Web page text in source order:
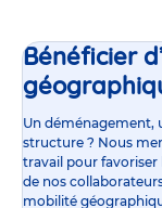
Bénéficier
Un déménagement,
structure ? Nous
travail pour favoriser
de nos
mobilité